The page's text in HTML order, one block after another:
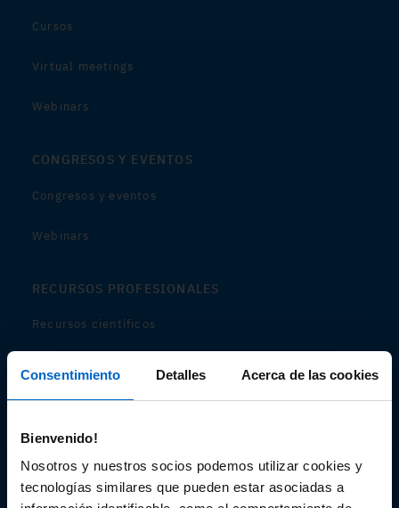
Consentimiento Detalles Acerca de las cookies
Bienvenido!
Nosotros y nuestros socios podemos utilizar cookies y
tecnologías similares que pueden estar asociadas a
Cursos
Virtual meetings
Webinars
CONGRESOS Y EVENTOS
Congresos y eventos
Webinars
RECURSOS PROFESIONALES
Recursos científicos
Audiovisual
Espacio de Información Médica